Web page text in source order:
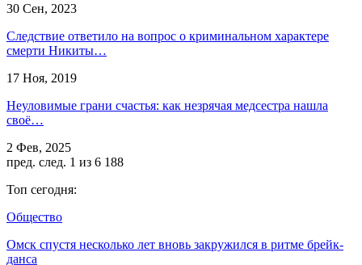
30 Сен, 2023
Следствие ответило на вопрос о криминальном характере
смерти Никиты…
17 Ноя, 2019
Неуловимые грани счастья: как незрячая медсестра нашла
своё…
2 Фев, 2025
пред. след. 1 из 6 188
Топ сегодня:
Общество
Омск спустя несколько лет вновь закружился в ритме брейк-
данса